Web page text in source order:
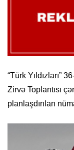
“Türk Yıldızları”
Zirvə Toplantısı
planlaşdırılan